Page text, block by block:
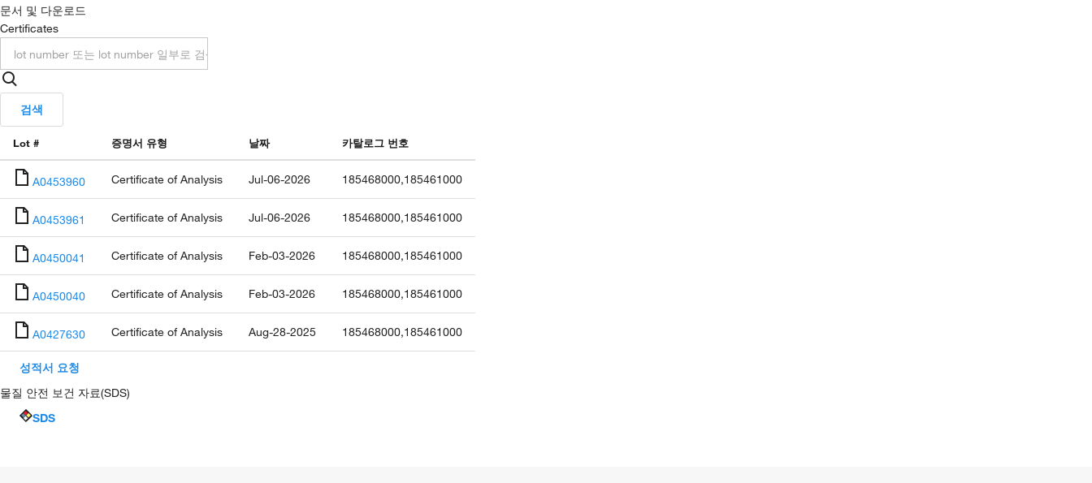
문서 및 다운로드
Certificates
검색
Lot # 증명서 유형 날짜 카탈로그 번호
A0453960 Certificate of Analysis Jul-06-2026 185468000,185461000
A0453961 Certificate of Analysis Jul-06-2026 185468000,185461000
A0450041 Certificate of Analysis Feb-03-2026 185468000,185461000
A0450040 Certificate of Analysis Feb-03-2026 185468000,185461000
A0427630 Certificate of Analysis Aug-28-2025 185468000,185461000
성적서 요청
물질 안전 보건 자료(SDS)
SDS